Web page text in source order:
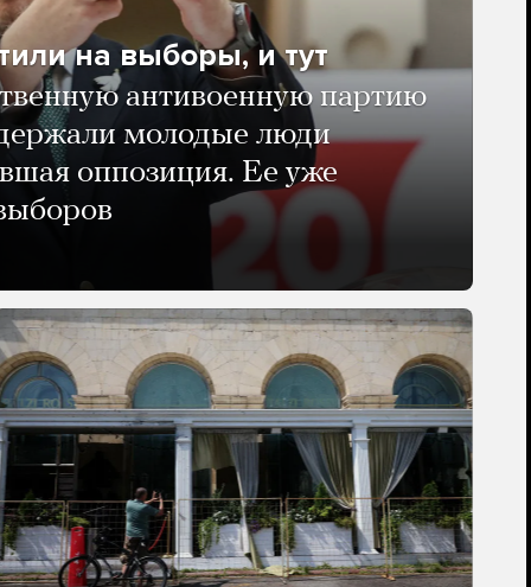
на выборы, и тут
антивоенную партию
молодые люди
оппозиция. Ее уже